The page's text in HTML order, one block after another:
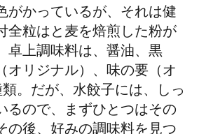
がかっているが、それは健
全粒はと麦を焙煎した粉が
卓上調味料は、醤油、黒
オリジナル）、味の要（オ
。だが、水餃子には、しっ
るので、まずひとつはその